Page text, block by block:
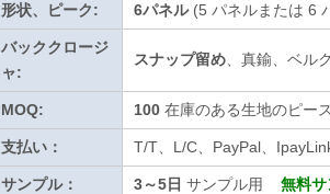
形状、ピーク: 6パネル (5 パネルまたは 6
バッククロージ
ャ:
スナップ留め 、真鍮、ベル
MOQ: 100 在庫のある生地のピー
支払い： T/T、L/C、PayPal、
サンプル： 3～5日 サンプル用 無料